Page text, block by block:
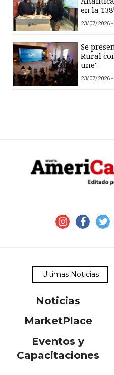
en la
23/07/2026 -
Se
Rural
une"
23/07/2026 -
Ultimas Noticias
Noticias
MarketPlace
Eventos y
Capacitaciones